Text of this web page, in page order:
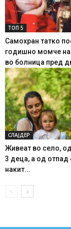
ТОП 5
Самохран татко
годишно момче
во болница пред
СЛАЈДЕР
Живеат во село,
3 деца, а од отпад
накит...